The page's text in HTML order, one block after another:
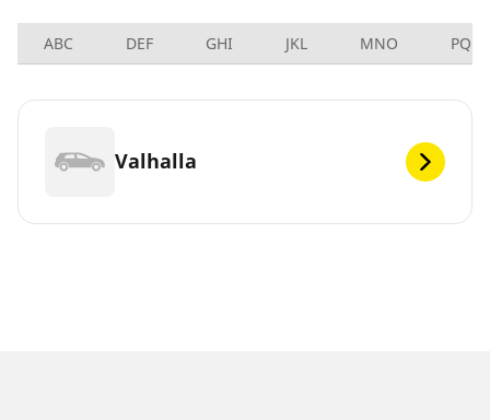
ABC DEF GHI JKL MNO PQRS
Valhalla